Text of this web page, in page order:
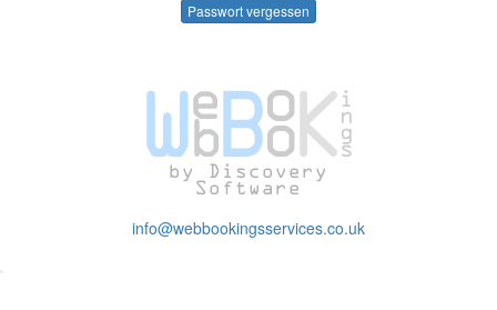
Passwort vergessen
info@webbookingsservices.co.uk